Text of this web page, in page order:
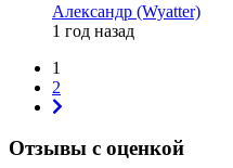
Александр (Wyatter)
1 год назад
1
2
Отзывы с оценкой